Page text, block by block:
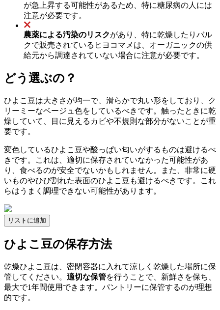
が急上昇する可能性があるため、特に糖尿病の人には
注意が必要です。
農薬による汚染のリスクがあり、特に乾燥したりバル
クで販売されているヒヨコマメは、オーガニックの供
給元から調達されていない場合に注意が必要です。
どう選ぶの？
ひよこ豆は大きさが均一で、滑らかで丸い形をしており、ク
リーミーなベージュ色をしているべきです。触ったときに乾
燥していて、目に見えるカビや不規則な部分がないことが重
要です。
変色しているひよこ豆や酸っぱい匂いがするものは避けるべ
きです。これは、適切に保存されていなかった可能性があ
り、食べるのが安全でないかもしれません。また、非常に硬
いものやひび割れた表面のひよこ豆も避けるべきです。これ
らはうまく調理できない可能性があります。
リストに追加
ひよこ豆の保存方法
乾燥ひよこ豆は、密閉容器に入れて涼しく乾燥した場所に保
管してください。 適切な保管を行うことで、新鮮さを保ち、
最大で1年間使用できます。パントリーに保管するのが理想
的です。